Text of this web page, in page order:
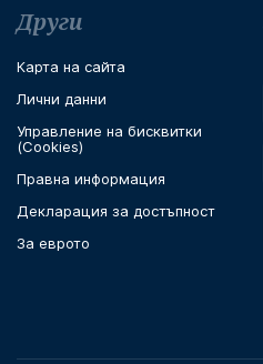
Други
Карта на сайта
Лични данни
Управление на бисквитки
(Cookies)
Правна информация
Декларация за достъпност
За еврото